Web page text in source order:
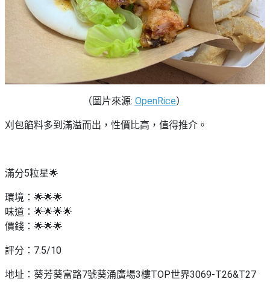
（圖片來源: OpenRice）
刈包餡料多到滿溢而出，性價比高，值得推介。
滿分5粒星🌟
環境：🌟🌟🌟
味道：🌟🌟🌟🌟
價錢：🌟🌟🌟
評分：7.5/10
地址： 葵芳葵富路7號葵涌廣場3樓TOP世界3069-T26&T27